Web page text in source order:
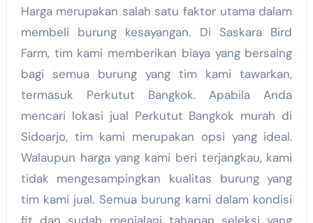
Harga merupakan salah satu faktor utama dalam
membeli burung kesayangan. Di Saskara Bird
Farm, tim kami memberikan biaya yang bersaing
bagi semua burung yang tim kami tawarkan,
termasuk Perkutut Bangkok. Apabila Anda
mencari lokasi jual Perkutut Bangkok murah di
Sidoarjo, tim kami merupakan opsi yang ideal.
Walaupun harga yang kami beri terjangkau, kami
tidak mengesampingkan kualitas burung yang
tim kami jual. Semua burung kami dalam kondisi